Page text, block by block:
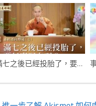
滿七之後已經投胎了，要怎麼迴向呢？- 誦經迴向釋疑 (七)